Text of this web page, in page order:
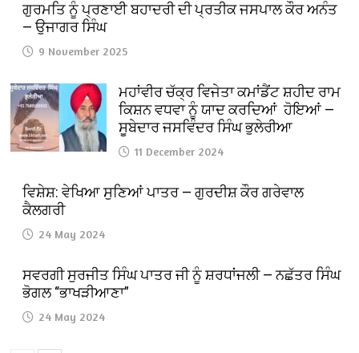
ਗੁਰਮਤਿ ਨੂੰ ਪ੍ਰਣਾਈ ਬਹਾਦਰੀ ਦੀ ਪ੍ਰਤੀਕ ਜਸਪਾਲ ਕੌਰ ਅਨੰਤ
— ਉਜਾਗਰ ਸਿੰਘ
9 November 2025
ਮਹਾਂਵੀਰ ਚੱਕ੍ਰ ਵਿਜੇਤਾ ਕਮਾਂਡੈਂਟ ਸ਼ਹੀਦ ਰਾਮ
ਕਿਸ਼ਨ ਵਧਵਾ ਨੂੰ ਯਾਦ ਕਰਦਿਆਂ ਹੋਇਆਂ —
ਸੂਬੇਦਾਰ ਜਸਵਿੰਦਰ ਸਿੰਘ ਭੁਲੇਰੀਆ
11 December 2024
ਵਿਸ਼ੇਸ਼: ਵੇਖਿਆ ਸੁਣਿਆਂ ਪਾਤਰ — ਗੁਰਦੀਸ਼ ਕੌਰ ਗਰੇਵਾਲ
ਕੈਲਗਰੀ
24 May 2024
ਸਵਰਗੀ ਸੁਰਜੀਤ ਸਿੰਘ ਪਾਤਰ ਜੀ ਨੂੰ ਸ਼ਰਧਾਂਜਲੀ — ਨਛੱਤਰ ਸਿੰਘ
ਭੋਗਲ “ਭਾਖੜੀਆਣਾ”
24 May 2024